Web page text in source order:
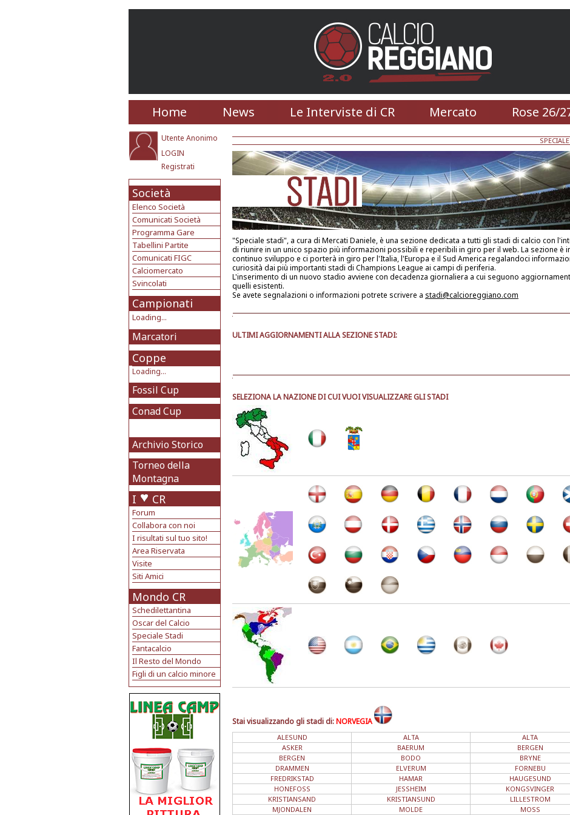
Home News Le Interviste di CR Mercato Rose 26/
Utente Anonimo
LOGIN
Registrati
Società
Elenco Società
Comunicati Società
Programma Gare
Tabellini Partite
Comunicati FIGC
Calciomercato
Svincolati
Campionati
Loading...
Marcatori
Coppe
Loading...
Fossil Cup
Conad Cup
Archivio Storico
Torneo della
Montagna
I CR
Forum
Collabora con noi
I risultati sul tuo sito!
Area Riservata
Visite
Siti Amici
Mondo CR
Schedilettantina
Oscar del Calcio
Speciale Stadi
Fantacalcio
Il Resto del Mondo
Figli di un calcio minore
"Speciale stadi", a cura di Mercati Daniele, è una sezione dedicata a tutti gli stadi di calcio con
di riunire in un unico spazio più informazioni possibili e reperibili in giro per il web. La sezione è
continuo sviluppo e ci porterà in giro per l'Italia, l'Europa e il Sud America regalandoci
curiosità dai più importanti stadi di Champions League ai campi di periferia.
L'inserimento di un nuovo stadio avviene con decadenza giornaliera a cui seguono
quelli esistenti.
Se avete segnalazioni o informazioni potrete scrivere a stadi@calcioreggiano.com
ULTIMI AGGIORNAMENTI ALLA SEZIONE STADI:
SELEZIONA LA NAZIONE DI CUI VUOI VISUALIZZARE GLI STADI
Stai visualizzando gli stadi di:NORVEGIA
ALESUND ALTA
ALTA
ASKER
BAERUM
BERGEN
BERGEN
BODO
BRYNE
DRAMMEN
ELVERUM
FORNEBU
FREDRIKSTAD
HAMAR
HAUGESUND
HONEFOSS
JESSHEIM
KONGSVINGER
KRISTIANSAND
KRISTIANSUND
LILLESTROM
MJONDALEN
MOLDE
MOSS